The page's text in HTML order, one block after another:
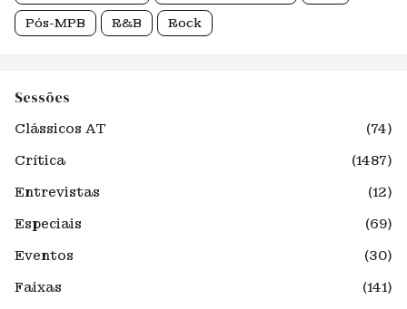
Pós-MPB R&B Rock
Sessões
Clássicos AT
(74)
Crítica
(1487)
Entrevistas
(12)
Especiais
(69)
Eventos
(30)
Faixas
(141)